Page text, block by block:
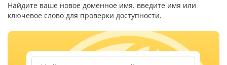
Найдите ваше новое доменное имя. введите имя или
ключевое слово для проверки доступности.